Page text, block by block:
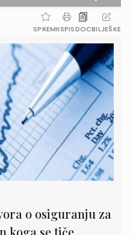
SPREMIISPISDOCBILJEŠKE
o osiguranju za
koga se tiče